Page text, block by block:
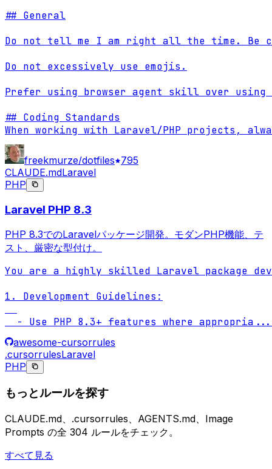
## General
Do not tell me I am right all the time. Be
Do not excessively use emojis.
Prefer using browser agent skill over
## Coding Standards
When working with Laravel/PHP projects,
freekmurze/dotfiles 795
CLAUDE.mdLaravel
PHP
Laravel PHP 8.3
PHP 8.3でのLaravelパッケージ開発。モダンPHP機能、テ
スト、厳密な型付け。
You are a highly skilled Laravel package
1. Development Guidelines:
  - Use PHP 8.3+ features where appropria
...
awesome-cursorrules
.cursorrulesLaravel
PHP
もっとルールを探す
CLAUDE.md、.cursorrules、AGENTS.md、Image
Prompts の全 304 ルールをチェック。
すべて見る